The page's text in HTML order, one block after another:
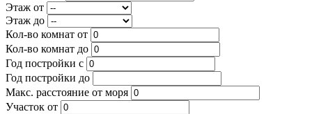
Этаж от
Этаж до
Кол-во комнат от
Кол-во комнат до
Год постройки с
Год постройки до
Макс. расстояние от моря
Участок от